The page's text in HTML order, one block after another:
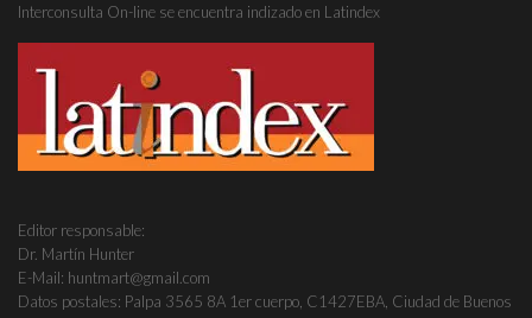
Interconsulta On-line se encuentra indizado en Latindex
Editor responsable:
Dr. Martín Hunter
E-Mail: huntmart@gmail.com
Datos postales: Palpa 3565 8A 1er cuerpo, C1427EBA, Ciudad de Buenos